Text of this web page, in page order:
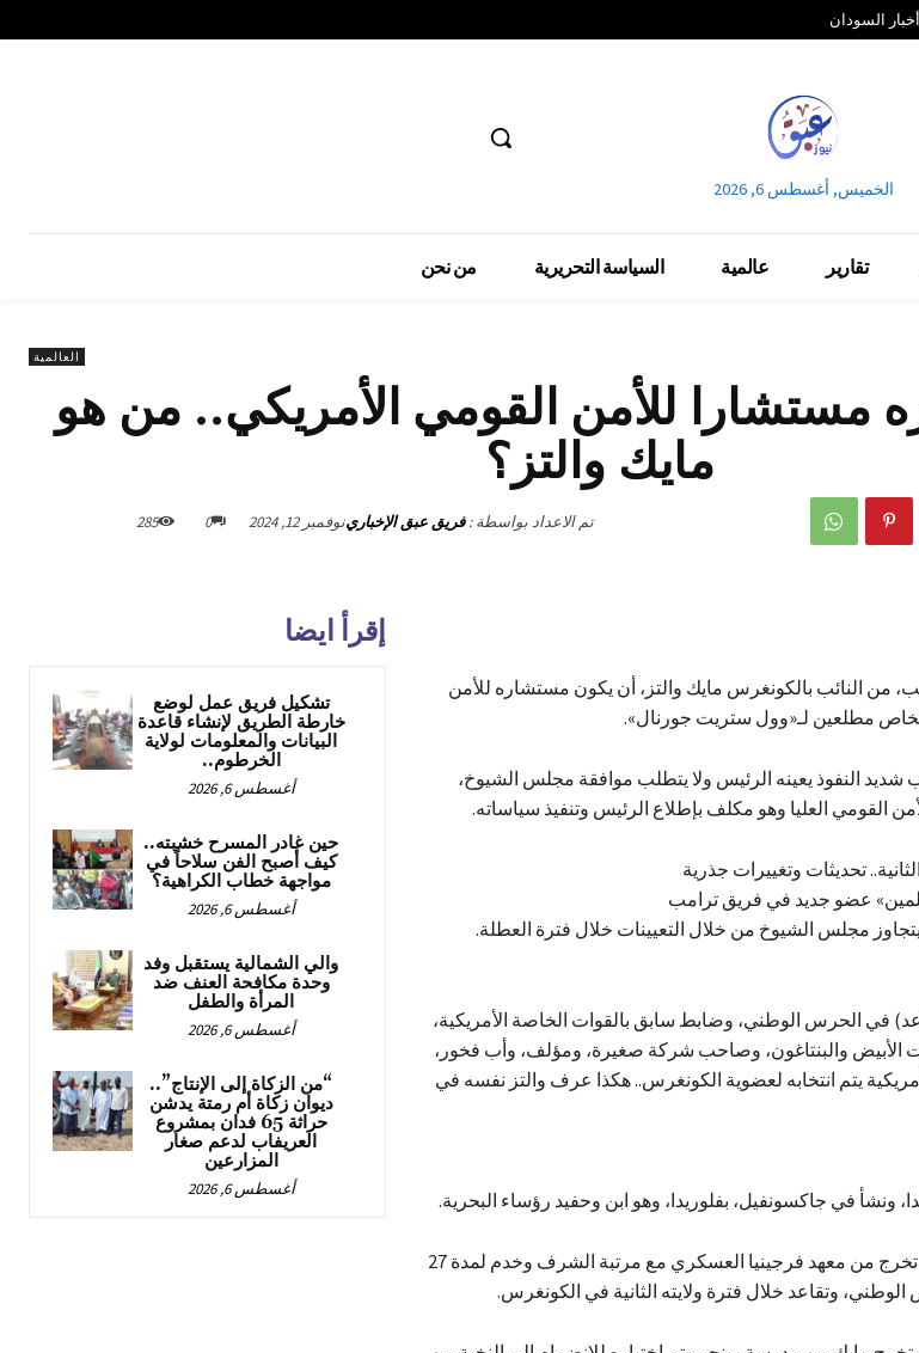
أخبار السودان
الخميس, أغسطس 6, 2026
تقارير عالمية السياسة التحريرية من نحن
العالمية
مستشارا للأمن القومي الأمريكي.. من هو
مايك والتز؟
تم الاعداد بواسطة : فريق عبق الإخبارينوفمبر 12, 2024 0
285
إقرأ ايضا
تشكيل فريق عمل لوضع
خارطة الطريق لإنشاء قاعدة
البيانات والمعلومات لولاية
الخرطوم..
أغسطس 6, 2026
حين غادر المسرح خشبته..
كيف أصبح الفن سلاحاً في
مواجهة خطاب الكراهية؟
أغسطس 6, 2026
والي الشمالية يستقبل وفد
وحدة مكافحة العنف ضد
المرأة والطفل
أغسطس 6, 2026
“من الزكاة إلى الإنتاج”..
ديوان زكاة أم رمتة يدشن
حراثة 65 فدان بمشروع
العريفاب لدعم صغار
المزارعين
أغسطس 6, 2026
من النائب بالكونغرس مايك والتز، أن يكون مستشاره للأمن
مطلعين لـ«وول ستريت جورنال».
النفوذ يعينه الرئيس ولا يتطلب موافقة مجلس الشيوخ،
القومي العليا وهو مكلف بإطلاع الرئيس وتنفيذ سياساته.
تحديثات وتغييرات جذرية
عضو جديد في فريق ترامب
مجلس الشيوخ من خلال التعيينات خلال فترة العطلة.
في الحرس الوطني، وضابط سابق بالقوات الخاصة الأمريكية،
الأبيض والبنتاغون، وصاحب شركة صغيرة، ومؤلف، وأب فخور،
يتم انتخابه لعضوية الكونغرس.. هكذا عرف والتز نفسه في
ونشأ في جاكسونفيل، بفلوريدا، وهو ابن وحفيد رؤساء البحرية.
خدم مايك بلاده طوال حياته، حيث تخرج من معهد فرجينيا العسكري مع مرتبة الشرف وخدم لمدة 27
وتقاعد خلال فترة ولايته الثانية في الكونغرس.